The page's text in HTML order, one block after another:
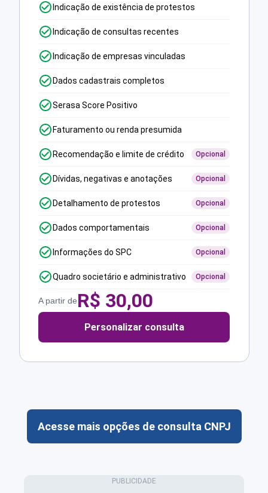
Indicação de existência de protestos
Indicação de consultas recentes
Indicação de empresas vinculadas
Dados cadastrais completos
Serasa Score Positivo
Faturamento ou renda presumida
Recomendação e limite de crédito Opcional
Dívidas, negativas e anotações Opcional
Detalhamento de protestos Opcional
Dados comportamentais Opcional
Informações do SPC Opcional
Quadro societário e administrativo Opcional
A partir deR$ 30,00
Personalizar consulta
Acesse mais opções de consulta CNPJ